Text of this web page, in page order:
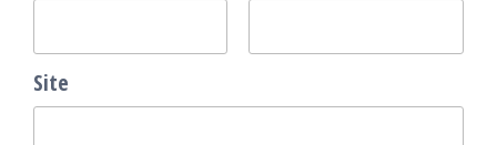
Site